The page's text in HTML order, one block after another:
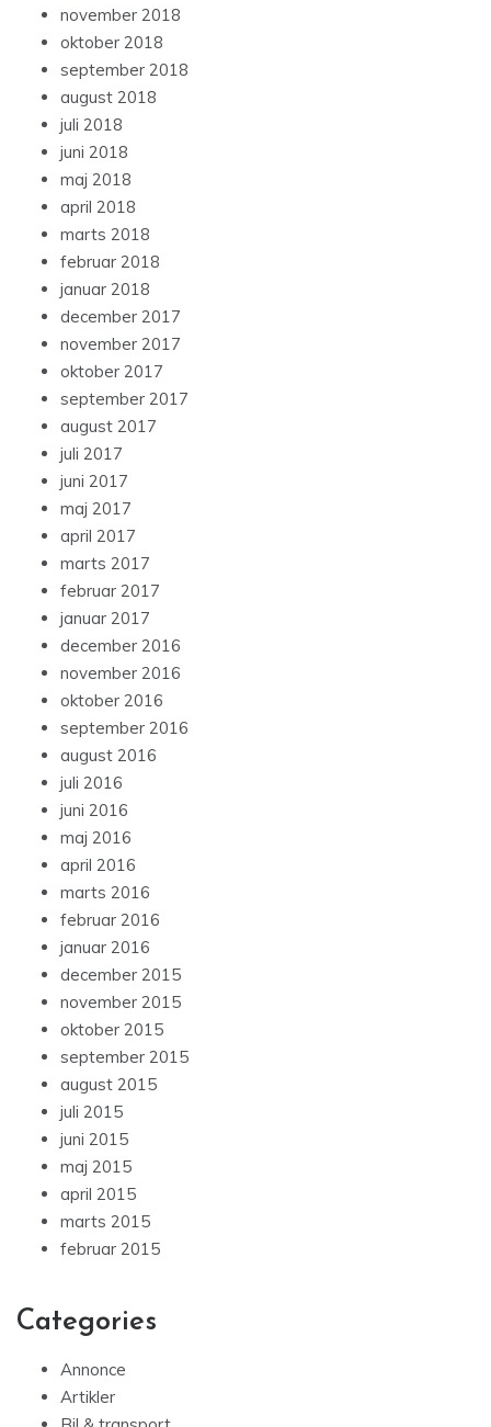
november 2018
oktober 2018
september 2018
august 2018
juli 2018
juni 2018
maj 2018
april 2018
marts 2018
februar 2018
januar 2018
december 2017
november 2017
oktober 2017
september 2017
august 2017
juli 2017
juni 2017
maj 2017
april 2017
marts 2017
februar 2017
januar 2017
december 2016
november 2016
oktober 2016
september 2016
august 2016
juli 2016
juni 2016
maj 2016
april 2016
marts 2016
februar 2016
januar 2016
december 2015
november 2015
oktober 2015
september 2015
august 2015
juli 2015
juni 2015
maj 2015
april 2015
marts 2015
februar 2015
Categories
Annonce
Artikler